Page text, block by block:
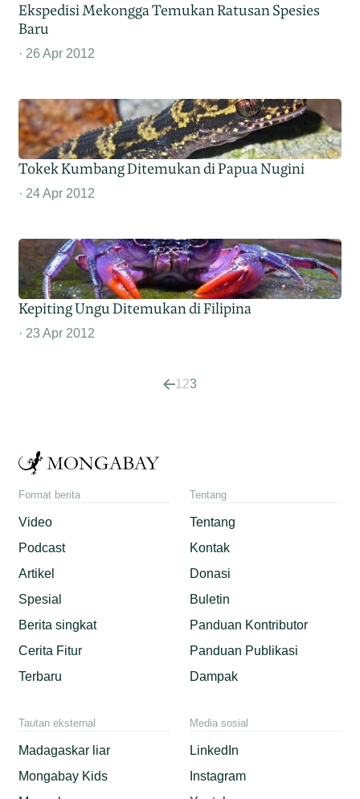
Ekspedisi Mekongga Temukan Ratusan Spesies
Baru
26 Apr 2012
Tokek Kumbang Ditemukan di Papua Nugini
24 Apr 2012
Kepiting Ungu Ditemukan di Filipina
23 Apr 2012
123
Format berita
Video
Podcast
Artikel
Spesial
Berita singkat
Cerita Fitur
Terbaru
Tentang
Tentang
Kontak
Donasi
Buletin
Panduan Kontributor
Panduan Publikasi
Dampak
Tautan eksternal
Madagaskar liar
Mongabay Kids
Media sosial
LinkedIn
Instagram